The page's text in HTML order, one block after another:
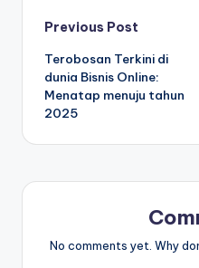
Post
navigation
Previous Post
Terobosan Terkini di
dunia Bisnis Online:
Menatap menuju tahun
2025
No comments yet. Why